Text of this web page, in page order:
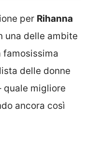
per Rihanna
una delle ambite
famosissima
delle donne
quale migliore
ancora così